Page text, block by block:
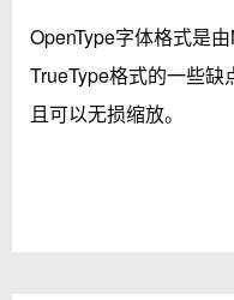
OpenType字体格式是
TrueType格式的一些缺
且可以无损缩放。